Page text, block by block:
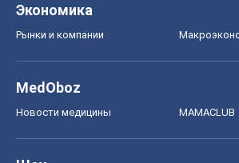
Экономика
Рынки и компании
MedOboz
Новости медицины MAMACLUB